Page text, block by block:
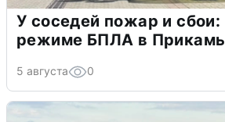
У соседей пожар и сбои:
режиме БПЛА в
5 августа 0